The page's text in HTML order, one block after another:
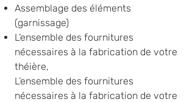
Assemblage des éléments
(garnissage)​​
L’ensemble des fournitures
nécessaires à la fabrication de votre
théière,
L’ensemble des fournitures
nécessaires à la fabrication de votre